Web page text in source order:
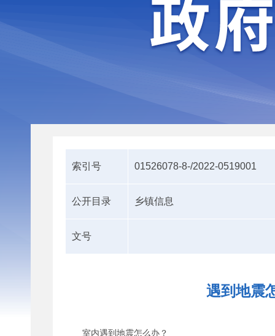
索引号 01526078-8-/2022-0519001
公开目录 乡镇信息
文号
遇到地震
室内遇到地震怎么办？